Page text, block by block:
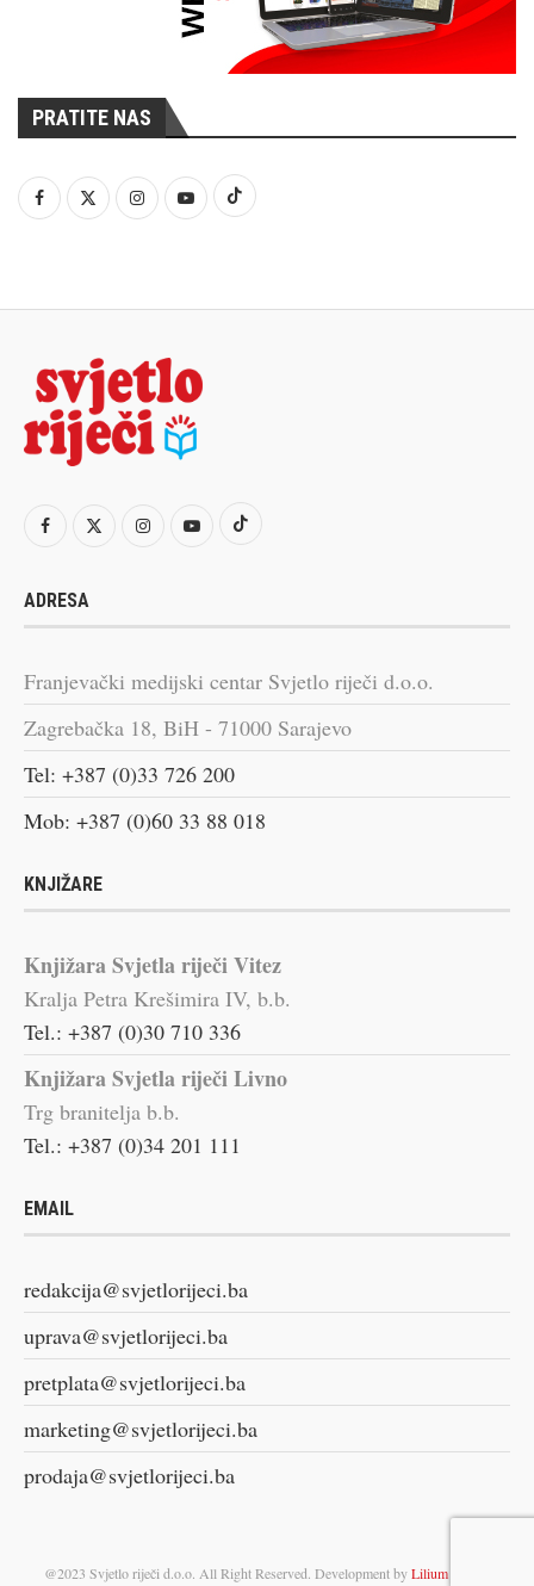
PRATITE NAS
ADRESA
Franjevački medijski centar Svjetlo riječi d.o.o.
Zagrebačka 18, BiH - 71000 Sarajevo
Tel: +387 (0)33 726 200
Mob: +387 (0)60 33 88 018
KNJIŽARE
Knjižara Svjetla riječi Vitez
Kralja Petra Krešimira IV, b.b.
Tel.: +387 (0)30 710 336
Knjižara Svjetla riječi Livno
Trg branitelja b.b.
Tel.: +387 (0)34 201 111
EMAIL
redakcija@svjetlorijeci.ba
uprava@svjetlorijeci.ba
pretplata@svjetlorijeci.ba
marketing@svjetlorijeci.ba
prodaja@svjetlorijeci.ba
@2023 Svjetlo riječi d.o.o. All Right Reserved. Development byLilium Digital